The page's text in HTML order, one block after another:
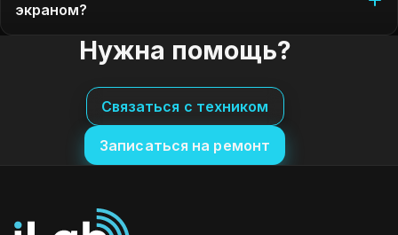
экраном?
Нужна помощь?
Связаться с техником
Записаться на ремонт